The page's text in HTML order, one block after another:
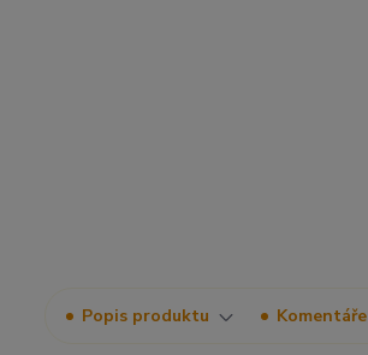
Popis produktu Komentáře